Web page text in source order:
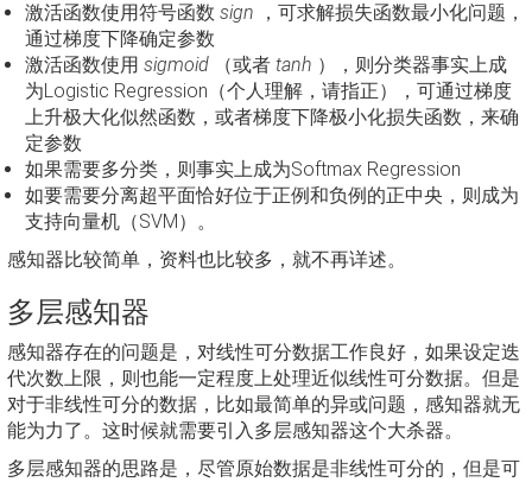
激活函数使用符号函数 sign ，可求解损失函数最小化问题，
通过梯度下降确定参数
激活函数使用 sigmoid （或者 tanh ），则分类器事实上成
为Logistic Regression（个人理解，请指正），可通过梯度
上升极大化似然函数，或者梯度下降极小化损失函数，来确
定参数
如果需要多分类，则事实上成为Softmax Regression
如要需要分离超平面恰好位于正例和负例的正中央，则成为
支持向量机（SVM）。
感知器比较简单，资料也比较多，就不再详述。
多层感知器
感知器存在的问题是，对线性可分数据工作良好，如果设定迭
代次数上限，则也能一定程度上处理近似线性可分数据。但是
对于非线性可分的数据，比如最简单的异或问题，感知器就无
能为力了。这时候就需要引入多层感知器这个大杀器。
多层感知器的思路是，尽管原始数据是非线性可分的，但是可